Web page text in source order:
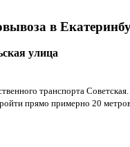
в
улица
транспорта
прямо примерно 20